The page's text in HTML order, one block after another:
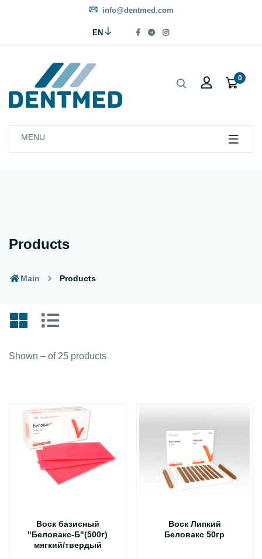
info@dentmed.com
EN
0
MENU
Products
Main Products
Shown – of 25 products
Воск базисный
"Беловакс-Б"(500г)
мягкий/твердый
Воск Липкий
Беловакс 50гр